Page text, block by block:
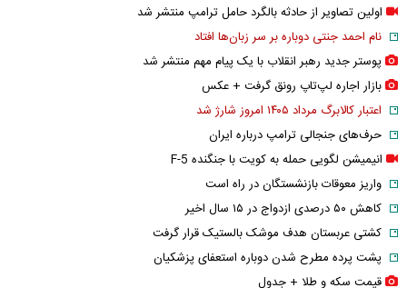
اولین تصاویر از حادثه بالگرد حامل ترامپ منتشر شد
نام احمد جنتی دوباره بر سر زبان‌ها افتاد
پوستر جدید رهبر انقلاب با یک پیام مهم منتشر شد
بازار اجاره لپ‌تاپ رونق گرفت + عکس
اعتبار کالابرگ مرداد ۱۴۰۵ امروز شارژ شد
حرف‌های جنجالی ترامپ درباره ایران
انیمیشن لگویی حمله به کویت با جنگنده F-5
واریز معوقات بازنشستگان در راه است
کاهش ۵۰ درصدی ازدواج در ۱۵ سال اخیر
کشتی عربستان هدف موشک بالستیک قرار گرفت
پشت پرده مطرح شدن دوباره استعفای پزشکیان
قیمت سکه و طلا + جدول